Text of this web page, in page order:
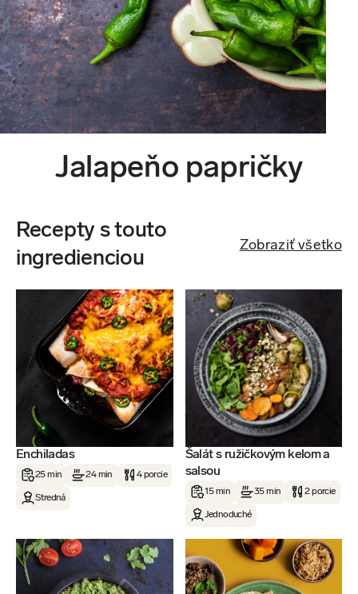
Jalapeňo papričky
Recepty s touto
ingredienciou
Zobraziť všetko
Enchiladas
25 min 24 min 4 porcie
Stredná
Šalát s ružičkovým kelom a
salsou
15 min 35 min 2 porcie
Jednoduché